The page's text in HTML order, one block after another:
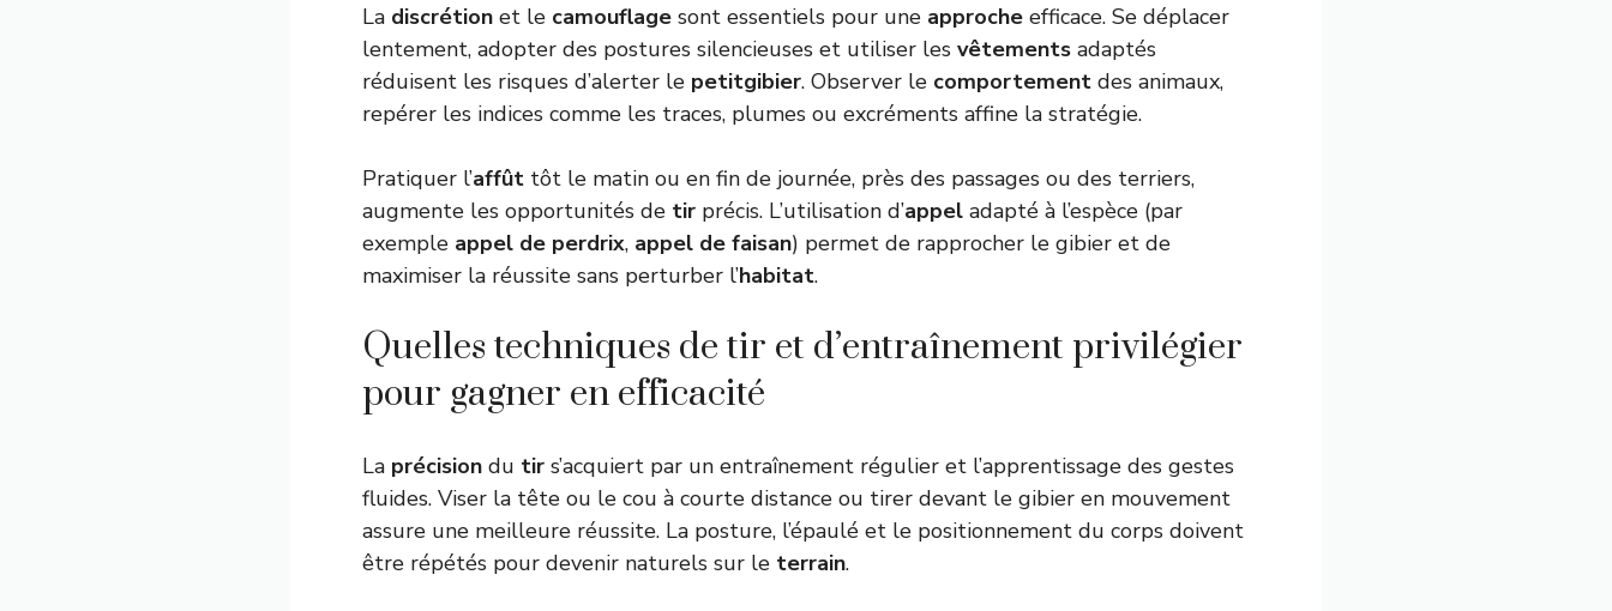
La discrétion et le camouflage sont essentiels pour une approche efficace. Se déplacer
lentement, adopter des postures silencieuses et utiliser les vêtements adaptés
réduisent les risques d’alerter le petitgibier. Observer le comportement des animaux,
repérer les indices comme les traces, plumes ou excréments affine la stratégie.
Pratiquer l’affût tôt le matin ou en fin de journée, près des passages ou des terriers,
augmente les opportunités de tir précis. L’utilisation d’appel adapté à l’espèce (par
exemple appel de perdrix, appel de faisan) permet de rapprocher le gibier et de
maximiser la réussite sans perturber l’habitat.
Quelles techniques de tir et d’entraînement privilégier
pour gagner en efficacité
La précision du tir s’acquiert par un entraînement régulier et l’apprentissage des gestes
fluides. Viser la tête ou le cou à courte distance ou tirer devant le gibier en mouvement
assure une meilleure réussite. La posture, l’épaulé et le positionnement du corps doivent
être répétés pour devenir naturels sur le terrain.